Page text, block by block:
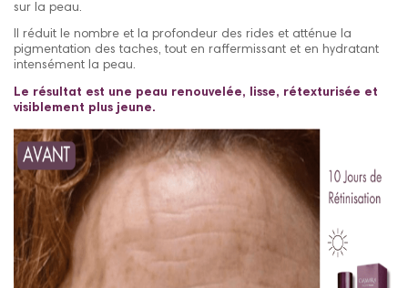
sur la peau.
Il réduit le nombre et la profondeur des rides et atténue la
pigmentation des taches, tout en raffermissant et en hydratant
intensément la peau.
Le résultat est une peau renouvelée, lisse, rétexturisée et
visiblement plus jeune.